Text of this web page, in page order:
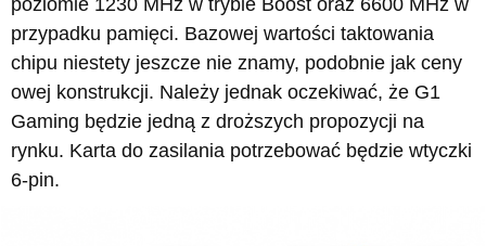
przypadku pamięci. Bazowej wartości taktowania
chipu niestety jeszcze nie znamy, podobnie jak ceny
owej konstrukcji. Należy jednak oczekiwać, że G1
Gaming będzie jedną z droższych propozycji na
rynku. Karta do zasilania potrzebować będzie wtyczki
6-pin.